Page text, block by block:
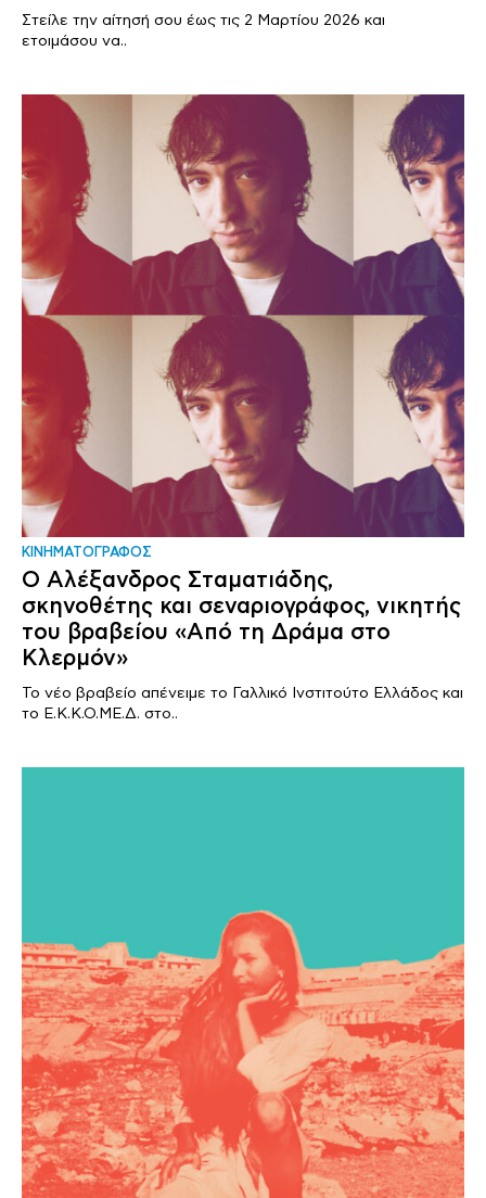
Στείλε την αίτησή σου έως τις 2 Μαρτίου 2026 και
ετοιμάσου να..
ΚΙΝΗΜΑΤΟΓΡΑΦΟΣ
Ο Αλέξανδρος Σταματιάδης,
σκηνοθέτης και σεναριογράφος, νικητής
του βραβείου «Από τη Δράμα στο
Κλερμόν»
To νέο βραβείο απένειμε το Γαλλικό Ινστιτούτο Ελλάδος και
το Ε.Κ.Κ.Ο.ΜΕ.Δ. στο..